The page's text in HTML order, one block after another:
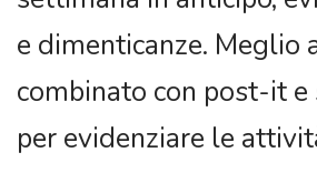
e dimenticanze. Meglio
combinato con post-it e
per evidenziare le